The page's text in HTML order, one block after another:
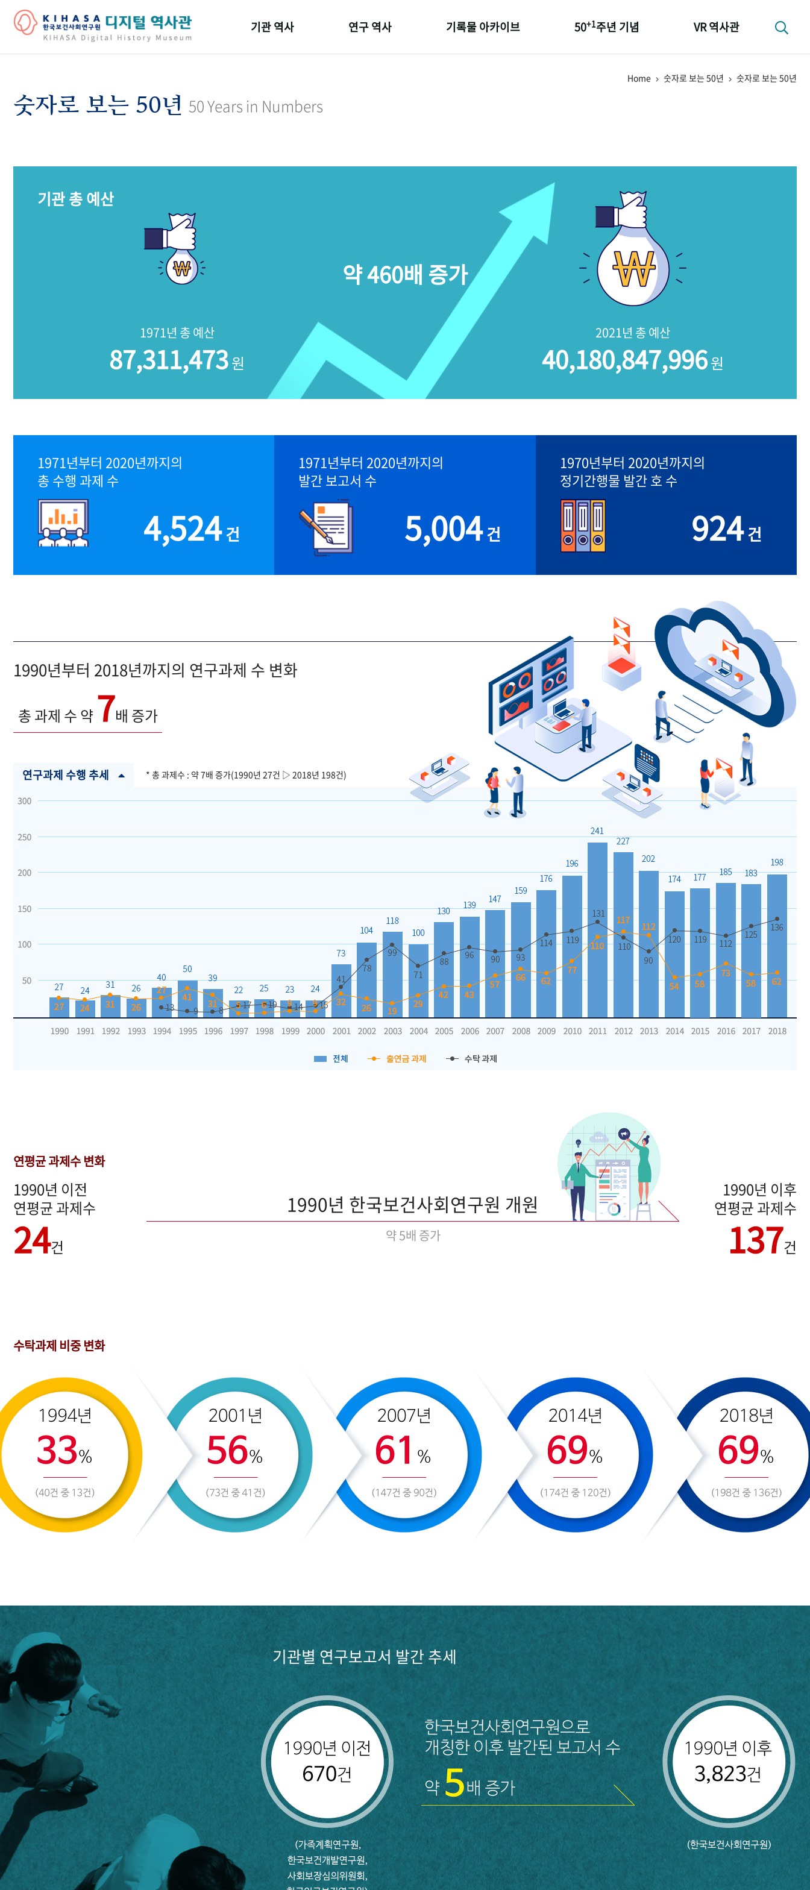
기관 역사 연구 역사 기록물 아카이브 50+1주년 기념 VR 역사관
Home 숫자로 보는 50년 숫자로 보는 50년
숫자로 보는 50년 50 Years in Numbers
기관 총 예산
1971년 총 예산
87,311,473원
2021년 총 예산
40,180,847,996원
약 460배 증가
1971년부터 2020년까지의
총 수행 과제 수
4,524건
1971년부터 2020년까지의
발간 보고서 수
5,004건
1970년부터 2020년까지의
정기간행물 발간 호 수
924건
1990년부터 2018년까지의 연구과제 수 변화
총 과제 수 약7배 증가
연구과제 수행 추세 * 총 과제수 : 약 7배 증가(1990년 27건 ▷ 2018년 198건)
연평균 과제수 변화
1990년 이전
연평균 과제수
24건
1990년 한국보건사회연구원 개원
약 5배 증가
1990년 이후
연평균 과제수
137건
수탁과제 비중 변화
기관별 연구보고서 발간 추세